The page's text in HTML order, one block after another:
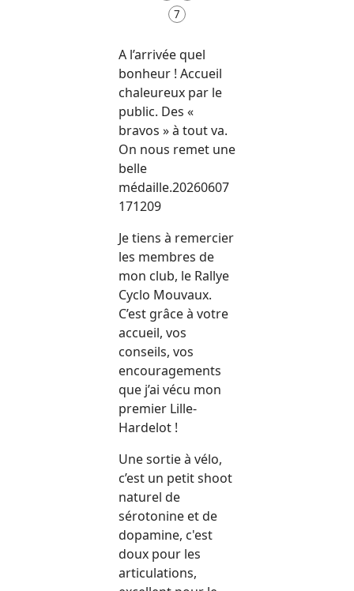
7
A l’arrivée quel
bonheur ! Accueil
chaleureux par le
public. Des «
bravos » à tout va.
On nous remet une
belle
médaille.20260607
171209
Je tiens à remercier
les membres de
mon club, le Rallye
Cyclo Mouvaux.
C’est grâce à votre
accueil, vos
conseils, vos
encouragements
que j’ai vécu mon
premier Lille-
Hardelot !
Une sortie à vélo,
c’est un petit shoot
naturel de
sérotonine et de
dopamine, c'est
doux pour les
articulations,